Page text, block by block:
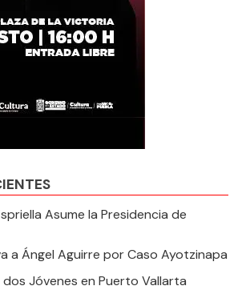
Asume la Presidencia de
a Ángel Aguirre por Caso Ayotzinapa
Jóvenes en Puerto Vallarta